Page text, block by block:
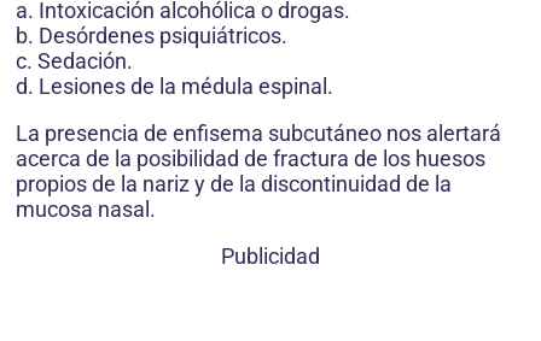
a. Intoxicación alcohólica o drogas.
b. Desórdenes psiquiátricos.
c. Sedación.
d. Lesiones de la médula espinal.
La presencia de enfisema subcutáneo nos alertará
acerca de la posibilidad de fractura de los huesos
propios de la nariz y de la discontinuidad de la
mucosa nasal.
Publicidad